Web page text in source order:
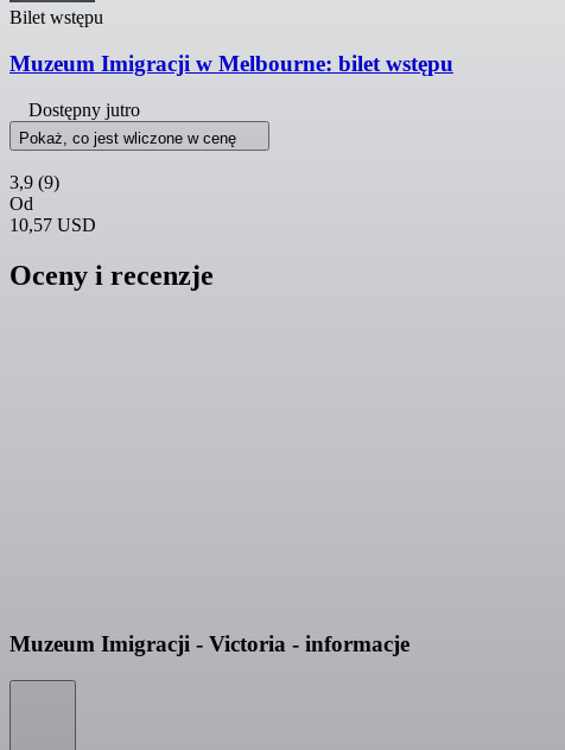
Bilet wstępu
Muzeum Imigracji w Melbourne: bilet wstępu
Dostępny jutro
Pokaż, co jest wliczone w cenę
3,9 (9)
Od
10,57 USD
Oceny i recenzje
Muzeum Imigracji - Victoria - informacje